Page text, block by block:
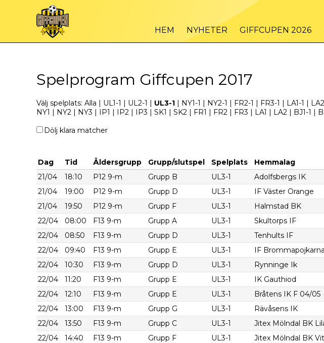
HEM NYHETER GIFFCUPEN 2026
Spelprogram Giffcupen 2017
Välj spelplats: Alla | UL1-1 | UL2-1 | UL3-1 | NY1-1 | NY2-1 | FR2-1 | FR3-1 | LA1-1 |
NY1 | NY2 | NY3 | IP1 | IP2 | IP3 | SK1 | SK2 | FR1 | FR2 | FR3 | LA1 | LA2 | BJ1-1 |
Dölj klara matcher
Dag Tid Åldersgrupp Grupp/slutspel Spelplats Hemmalag
21/04
18:10 P12 9-m Grupp B UL3-1 Adolfsbergs IK
21/04
19:00 P12 9-m Grupp D UL3-1 IF Väster Orange
21/04
19:50 P12 9-m Grupp F UL3-1 Halmstad BK
22/04
08:00 F13 9-m Grupp A UL3-1 Skultorps IF
22/04
08:50 F13 9-m Grupp D UL3-1 Tenhults IF
22/04
09:40 F13 9-m Grupp E UL3-1 IF Brommapojkarna
22/04
10:30 F13 9-m Grupp D UL3-1 Rynninge Ik
22/04
11:20 F13 9-m Grupp E UL3-1 IK Gauthiod
22/04
12:10 F13 9-m Grupp E UL3-1 Bråtens IK F 04/05
22/04
13:00 F13 9-m Grupp G UL3-1 Rävåsens IK
22/04
13:50 F13 9-m Grupp C UL3-1 Jitex Mölndal BK
22/04
14:40 F13 9-m Grupp F UL3-1 Jitex Mölndal BK Vit